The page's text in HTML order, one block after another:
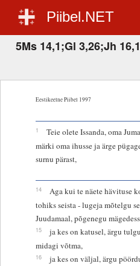
Piibel.NET
5Ms 14,1;Gl 3,26;Jh
Eestikeelne Piibel 1997
1
Teie olete Issanda, oma
märki oma ihusse ja ärge
surnu pärast,
14
Aga kui te näete hävituse
tohiks seista - lugeja mõtelgu
Juudamaal, põgenegu
15
ja kes on katusel, ärgu
midagi võtma,
16 ja kes on väljal, ärgu